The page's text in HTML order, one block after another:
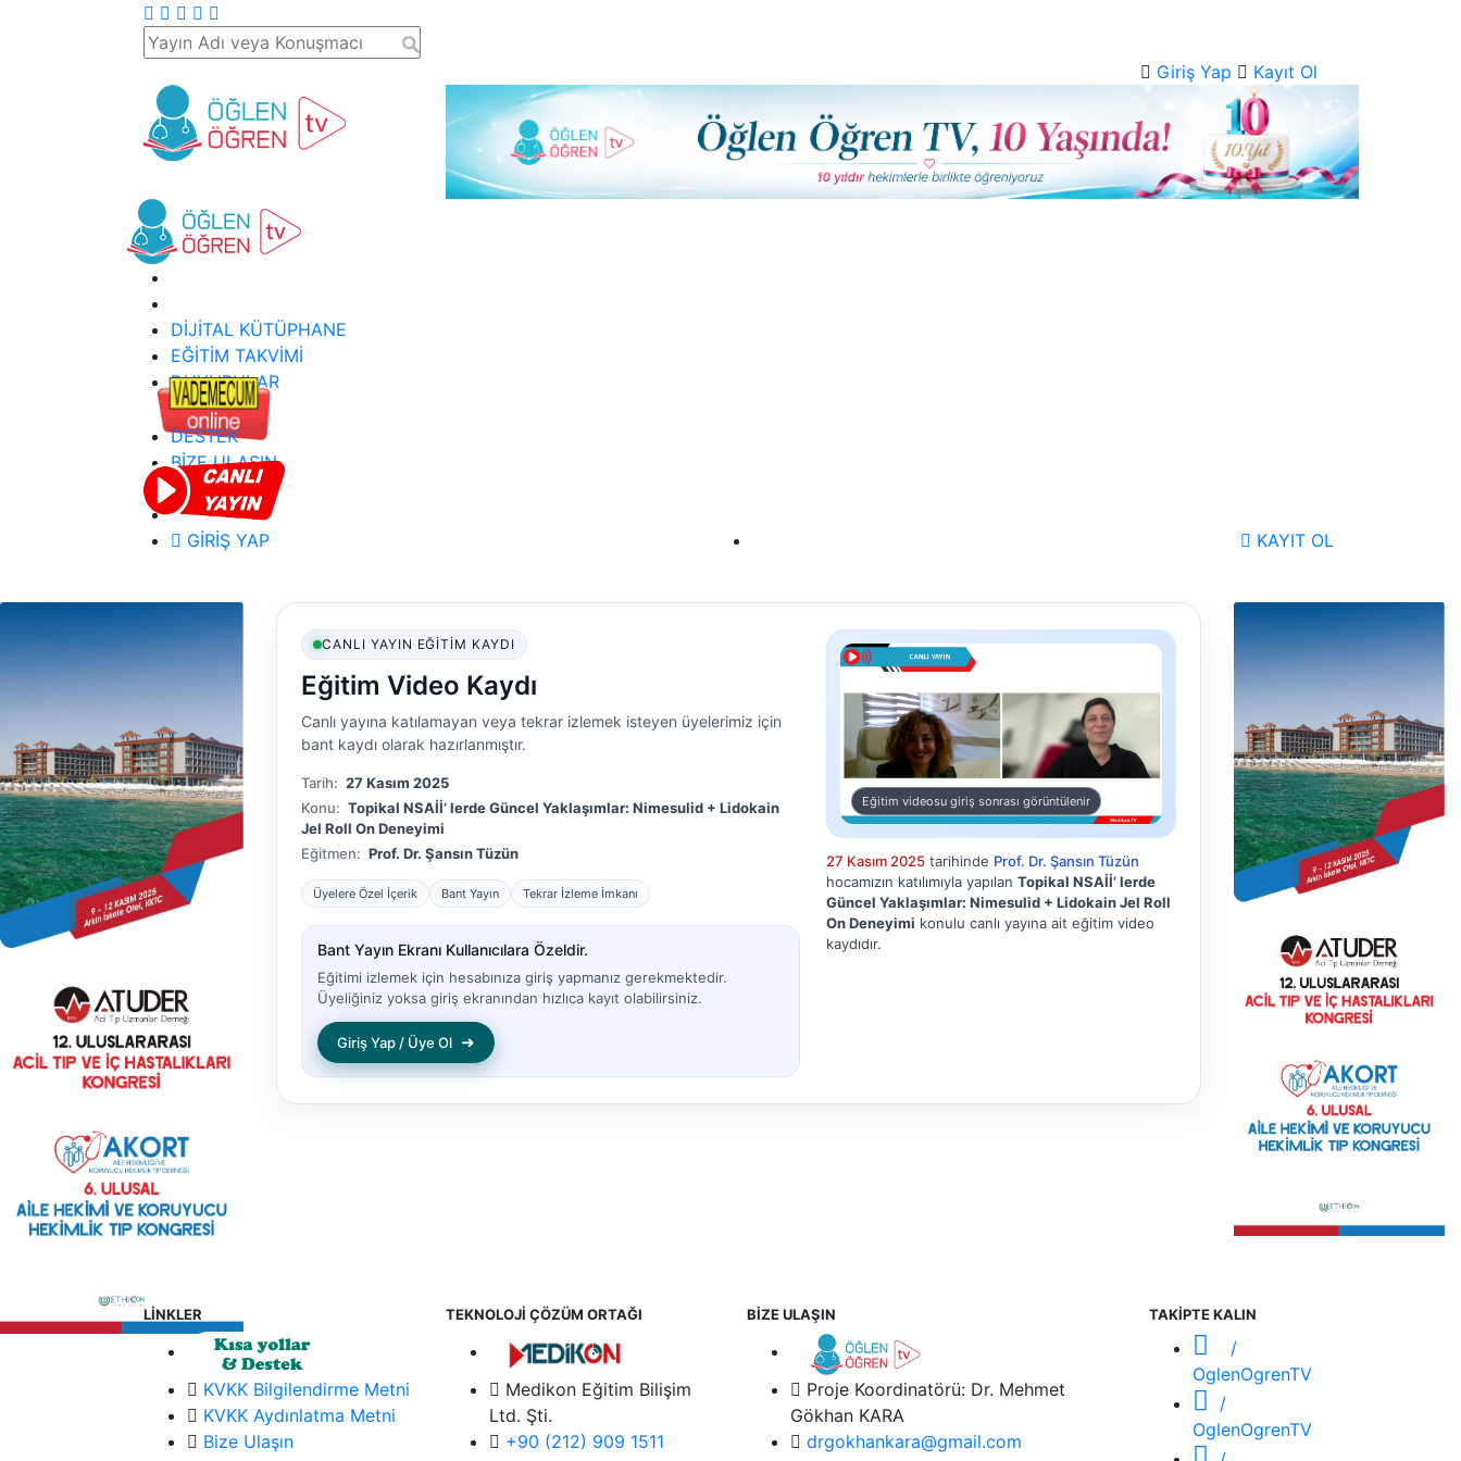
Giriş Yap Kayıt Ol
DİJİTAL KÜTÜPHANE
EĞİTİM TAKVİMİ
DUYURULAR
DESTEK
BİZE ULAŞIN
GİRİŞ YAP KAYIT OL
CANLI YAYIN EĞITIM KAYDI
Eğitim Video Kaydı
Canlı yayına katılamayan veya tekrar izlemek isteyen üyelerimiz için
bant kaydı olarak hazırlanmıştır.
Tarih: 27 Kasım 2025
Konu: Topikal NSAİİ’ lerde Güncel Yaklaşımlar: Nimesulid + Lidokain
Jel Roll On Deneyimi
Eğitmen: Prof. Dr. Şansın Tüzün
Üyelere Özel İçerik Bant Yayın Tekrar İzleme İmkanı
Bant Yayın Ekranı Kullanıcılara Özeldir.
Eğitimi izlemek için hesabınıza giriş yapmanız gerekmektedir.
Üyeliğiniz yoksa giriş ekranından hızlıca kayıt olabilirsiniz.
Giriş Yap / Üye Ol ➜
Eğitim videosu giriş sonrası görüntülenir
27 Kasım 2025 tarihinde Prof. Dr. Şansın Tüzün
hocamızın katılımıyla yapılanTopikal NSAİİ’ lerde
Güncel Yaklaşımlar: Nimesulid + Lidokain Jel Roll
On Deneyimi konulu canlı yayına ait eğitim video
kaydıdır.
LİNKLER
KVKK Bilgilendirme Metni
KVKK Aydınlatma Metni
Bize Ulaşın
TEKNOLOJİ ÇÖZÜM ORTAĞI
Medikon Eğitim Bilişim
Ltd. Şti.
+90 (212) 909 1511
BİZE ULAŞIN
Proje Koordinatörü: Dr. Mehmet
Gökhan KARA
drgokhankara@gmail.com
TAKİPTE KALIN
/
OglenOgrenTV
/
OglenOgrenTV